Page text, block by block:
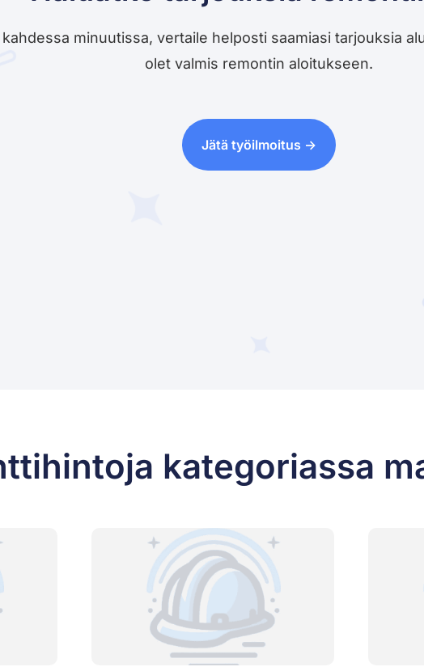
minuutissa, vertaile helposti saamiasi tarjouksia
olet valmis remontin aloitukseen.
Jätä työilmoitus ->
kategoriassa